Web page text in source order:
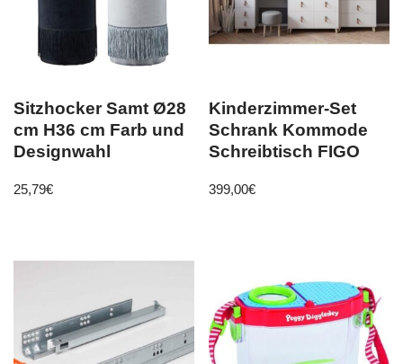
Sitzhocker Samt Ø28
cm H36 cm Farb und
Designwahl
25,79€
Kinderzimmer-Set
Schrank Kommode
Schreibtisch FIGO
399,00€